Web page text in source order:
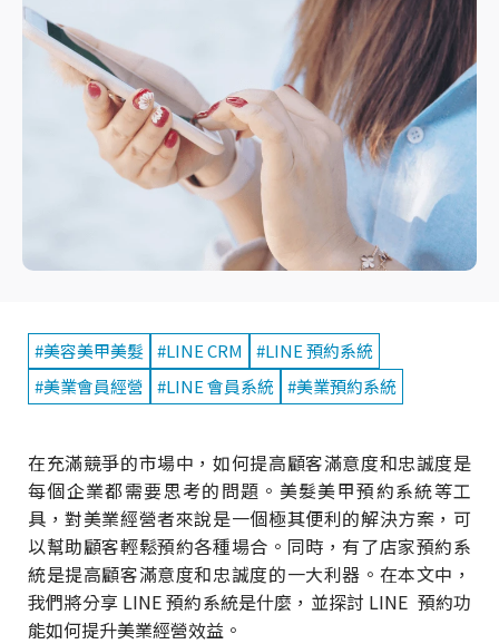
#美容美甲美髮 #LINE CRM
#LINE 預約系統
#美業會員經營
#LINE 會員系統 #美業預約系統
在充滿競爭的市場中，如何提高顧客滿意度和忠誠度是
每個企業都需要思考的問題。美髮美甲預約系統等工
具，對美業經營者來說是一個極其便利的解決方案，可
以幫助顧客輕鬆預約各種場合。同時，有了店家預約系
統是提高顧客滿意度和忠誠度的一大利器。在本文中，
我們將分享 LINE 預約系統是什麼，並探討 LINE 預約功
能如何提升美業經營效益。